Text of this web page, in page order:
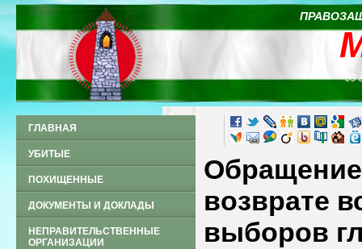
09
ГЛАВНАЯ
УБИТЫЕ
ПОХИЩЕННЫЕ
ДОКУМЕНТЫ И ДОКЛАДЫ
НЕПРАВИТЕЛЬСТВЕННЫЕ
ОРГАНИЗАЦИИ
Обращение
возврате
выборов